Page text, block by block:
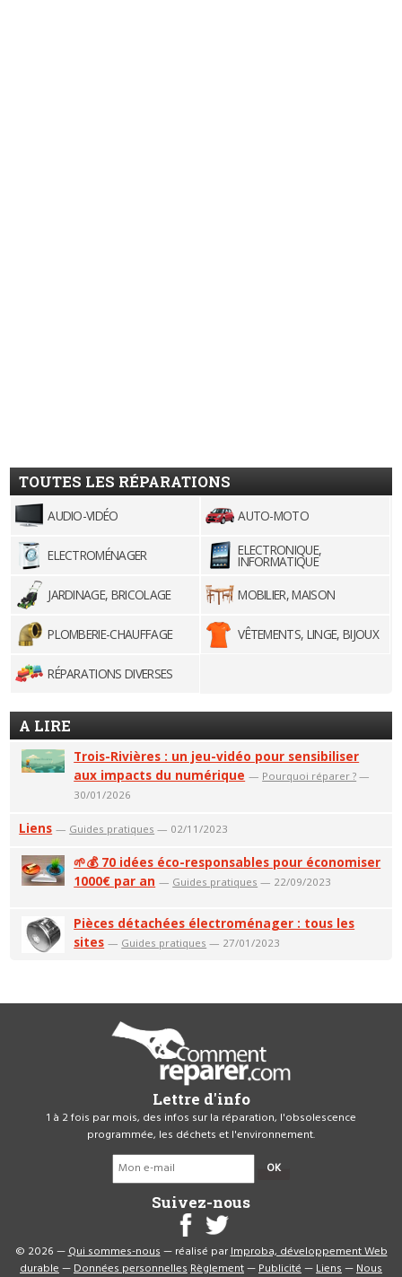
TOUTES LES RÉPARATIONS
AUDIO-VIDÉO AUTO-MOTO
ELECTROMÉNAGER ELECTRONIQUE,
INFORMATIQUE
JARDINAGE, BRICOLAGE
MOBILIER, MAISON
PLOMBERIE-CHAUFFAGE VÊTEMENTS, LINGE, BIJOUX
RÉPARATIONS DIVERSES
A LIRE
Trois-Rivières : un jeu-vidéo pour sensibiliser
aux impacts du numérique — Pourquoi réparer ? —
30/01/2026
Liens — Guides pratiques — 02/11/2023
🌱💰 70 idées éco-responsables pour économiser
1000€ par an — Guides pratiques — 22/09/2023
Pièces détachées électroménager : tous les
sites — Guides pratiques — 27/01/2023
Lettre d'info
1 à 2 fois par mois, des infos sur la réparation, l'obsolescence
programmée, les déchets et l'environnement.
OK
Suivez-nous
© 2026 —Qui sommes-nous— réalisé parImproba, développement Web
durable—Données personnellesRèglement—Publicité—Liens—Nous